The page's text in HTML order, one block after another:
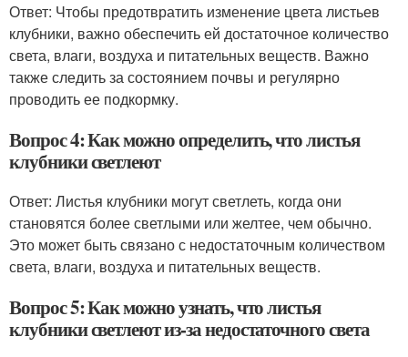
Ответ: Чтобы предотвратить изменение цвета листьев
клубники, важно обеспечить ей достаточное количество
света, влаги, воздуха и питательных веществ. Важно
также следить за состоянием почвы и регулярно
проводить ее подкормку.
Вопрос 4: Как можно определить, что листья
клубники светлеют
Ответ: Листья клубники могут светлеть, когда они
становятся более светлыми или желтее, чем обычно.
Это может быть связано с недостаточным количеством
света, влаги, воздуха и питательных веществ.
Вопрос 5: Как можно узнать, что листья
клубники светлеют из-за недостаточного света